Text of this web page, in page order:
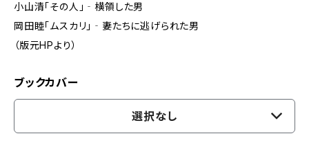
小山清「その人」‐横領した男
岡田睦「ムスカリ」‐妻たちに逃げられた男
（版元HPより）
ブックカバー
選択なし